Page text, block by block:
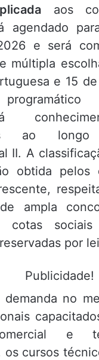
aos
agendado
e será
múltipla
e 15
ao
II. A
obtida pelos
ampla
cotas
por
Publicidade!
no
e
os cursos